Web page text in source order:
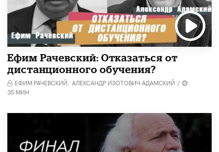
Ефим Рачевский: Отказаться от
дистанционного обучения?
ЕФИМ РАЧЕВСКИЙ, АЛЕКСАНДР ИЗОТОВИЧ АДАМСКИЙ /
35 МИН.